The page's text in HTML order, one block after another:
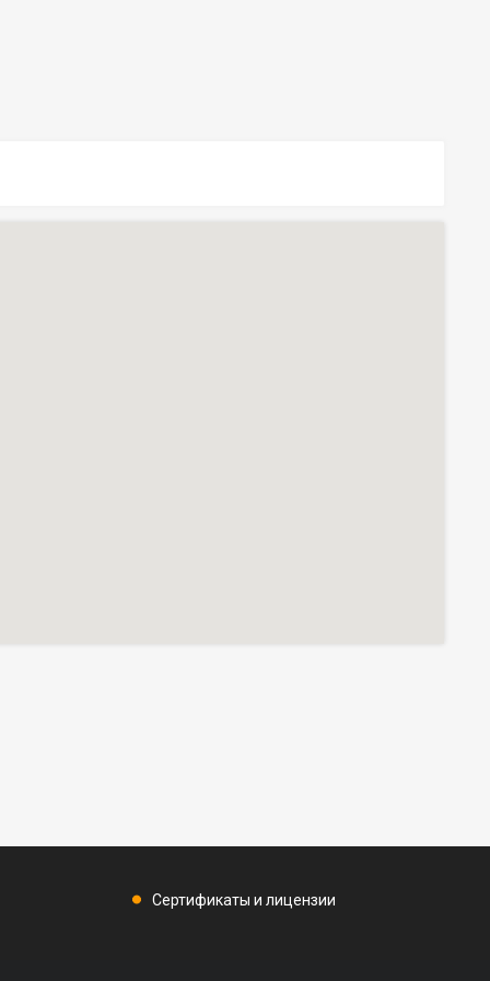
Сертификаты и лицензии